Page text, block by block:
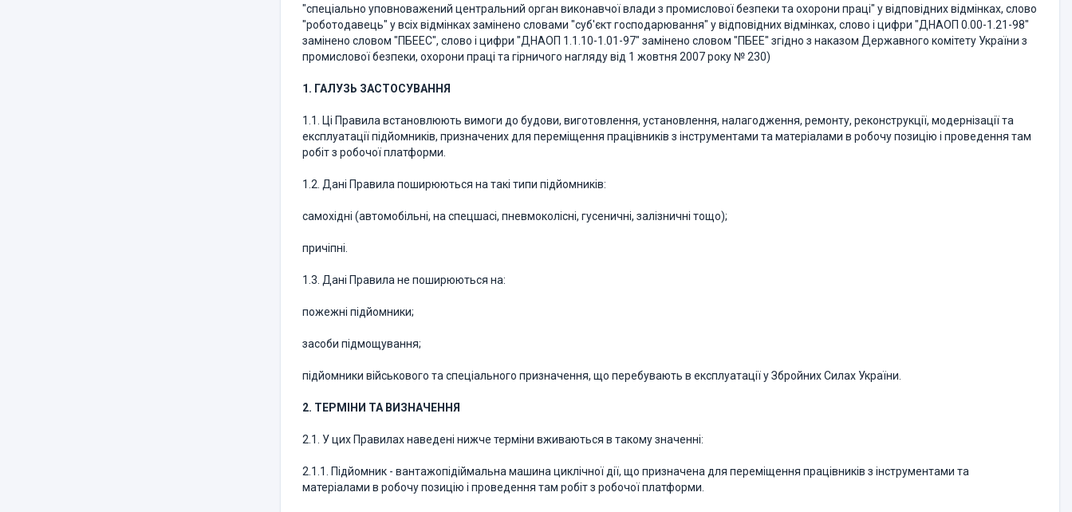
"спеціально уповноважений центральний орган виконавчої влади з промислової безпеки та охорони праці" у відповідних відмінках, слово
"роботодавець" у всіх відмінках замінено словами "суб'єкт господарювання" у відповідних відмінках, слово і цифри "ДНАОП 0.00-1.21-98"
замінено словом "ПБЕЕС", слово і цифри "ДНАОП 1.1.10-1.01-97" замінено словом "ПБЕЕ" згідно з наказом Державного комітету України з
промислової безпеки, охорони праці та гірничого нагляду від 1 жовтня 2007 року № 230)
1. ГАЛУЗЬ ЗАСТОСУВАННЯ
1.1. Ці Правила встановлюють вимоги до будови, виготовлення, установлення, налагодження, ремонту, реконструкції, модернізації та
експлуатації підйомників, призначених для переміщення працівників з інструментами та матеріалами в робочу позицію і проведення там
робіт з робочої платформи.
1.2. Дані Правила поширюються на такі типи підйомників:
самохідні (автомобільні, на спецшасі, пневмоколісні, гусеничні, залізничні тощо);
причіпні.
1.3. Дані Правила не поширюються на:
пожежні підйомники;
засоби підмощування;
підйомники військового та спеціального призначення, що перебувають в експлуатації у Збройних Силах України.
2. ТЕРМІНИ ТА ВИЗНАЧЕННЯ
2.1. У цих Правилах наведені нижче терміни вживаються в такому значенні:
2.1.1. Підйомник - вантажопідіймальна машина циклічної дії, що призначена для переміщення працівників з інструментами та
матеріалами в робочу позицію і проведення там робіт з робочої платформи.